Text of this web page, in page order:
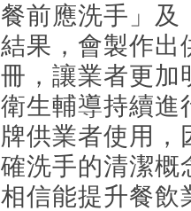
餐前應洗手」及
結果，會製作出
冊，讓業者更加
衛生輔導持續進
牌供業者使用
確洗手的清潔概
相信能提升餐飲